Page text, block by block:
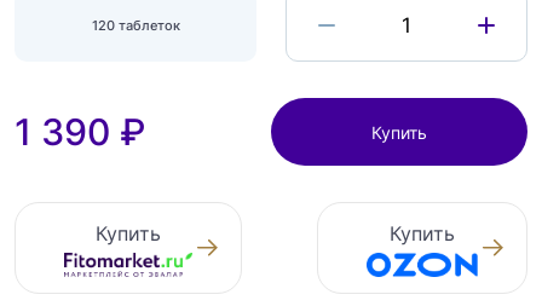
120 таблеток 1
1 390 ₽ Купить
Купить Купить